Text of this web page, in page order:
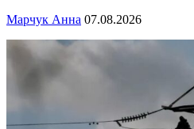
Марчук Анна 07.08.2026